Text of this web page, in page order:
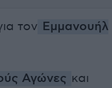
τον Εμμανουήλ
Αγώνες και